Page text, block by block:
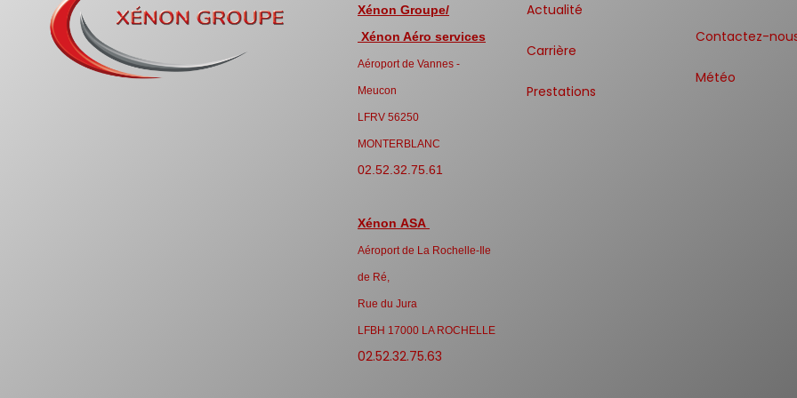
Xénon Groupe/
Xénon Aéro services
Aéroport de Vannes -
Meucon
LFRV 56250
MONTERBLANC
02.52.32.75.61
Xénon ASA
Aéroport de La Rochelle-Ile
de Ré,
Rue du Jura
LFBH 17000 LA ROCHELLE
02.52.32.75.63
Actualité
Carrière
Prestations
Contactez-
Météo